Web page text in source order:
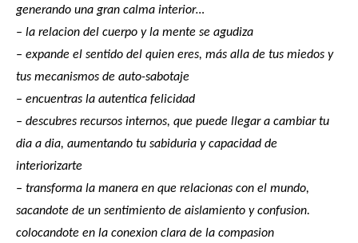
generando una gran calma interior…
– la relacion del cuerpo y la mente se agudiza
– expande el sentido del quien eres, más alla de tus miedos y
tus mecanismos de auto-sabotaje
– encuentras la autentica felicidad
– descubres recursos internos, que puede llegar a cambiar tu
dia a dia, aumentando tu sabiduria y capacidad de
interiorizarte
– transforma la manera en que relacionas con el mundo,
sacandote de un sentimiento de aislamiento y confusion.
colocandote en la conexion clara de la compasion